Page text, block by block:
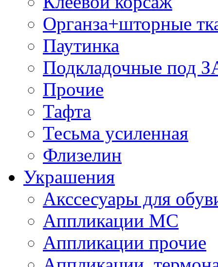
Органза+шторные
Паутинка
Подкладочные под
Прочие
Тафта
Тесьма усиленная
Флизелин
Украшения
Акссесуары для
Аппликации МС
Аппликации прочие